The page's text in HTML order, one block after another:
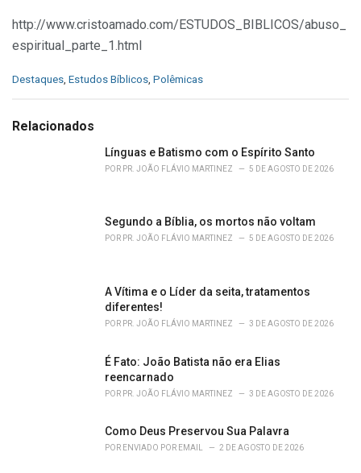
http://www.cristoamado.com/ESTUDOS_BIBLICOS/abuso_
espiritual_parte_1.html
C
e
Destaques, Estudos Bíblicos, Polêmicas
Relacionados
Línguas e Batismo com o Espírito Santo
POR PR. JOÃO FLÁVIO MARTINEZ 5 DE AGOSTO DE 2026
Segundo a Bíblia, os mortos não voltam
POR PR. JOÃO FLÁVIO MARTINEZ 5 DE AGOSTO DE 2026
A Vítima e o Líder da seita, tratamentos
diferentes!
POR PR. JOÃO FLÁVIO MARTINEZ 3 DE AGOSTO DE 2026
É Fato: João Batista não era Elias
reencarnado
POR PR. JOÃO FLÁVIO MARTINEZ 3 DE AGOSTO DE 2026
Como Deus Preservou Sua Palavra
POR ENVIADO POR EMAIL 2 DE AGOSTO DE 2026